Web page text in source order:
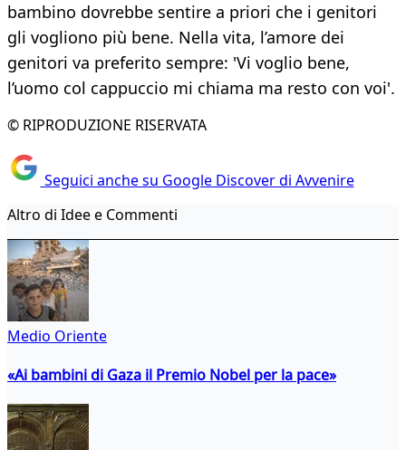
bambino dovrebbe sentire a priori che i genitori
gli vogliono più bene. Nella vita, l’amore dei
genitori va preferito sempre: 'Vi voglio bene,
l’uomo col cappuccio mi chiama ma resto con voi'.
© RIPRODUZIONE RISERVATA
Seguici anche su Google Discover di Avvenire
Altro di Idee e Commenti
Medio Oriente
«Ai bambini di Gaza il Premio Nobel per la pace»